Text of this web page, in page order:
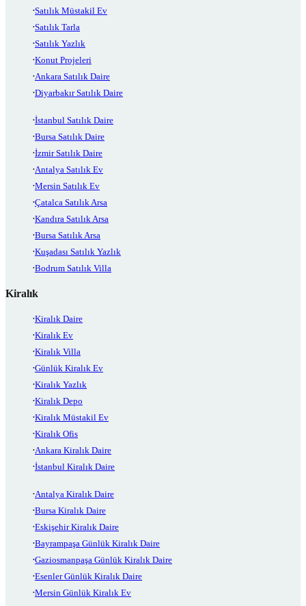
Satılık Müstakil Ev
Satılık Tarla
Satılık Yazlık
Konut Projeleri
Ankara Satılık Daire
Diyarbakır Satılık Daire
İstanbul Satılık Daire
Bursa Satılık Daire
İzmir Satılık Daire
Antalya Satılık Ev
Mersin Satılık Ev
Çatalca Satılık Arsa
Kandıra Satılık Arsa
Bursa Satılık Arsa
Kuşadası Satılık Yazlık
Bodrum Satılık Villa
Kiralık
Kiralık Daire
Kiralık Ev
Kiralık Villa
Günlük Kiralık Ev
Kiralık Yazlık
Kiralık Depo
Kiralık Müstakil Ev
Kiralık Ofis
Ankara Kiralık Daire
İstanbul Kiralık Daire
Antalya Kiralık Daire
Bursa Kiralık Daire
Eskişehir Kiralık Daire
Bayrampaşa Günlük Kiralık Daire
Gaziosmanpaşa Günlük Kiralık Daire
Esenler Günlük Kiralık Daire
Mersin Günlük Kiralık Ev